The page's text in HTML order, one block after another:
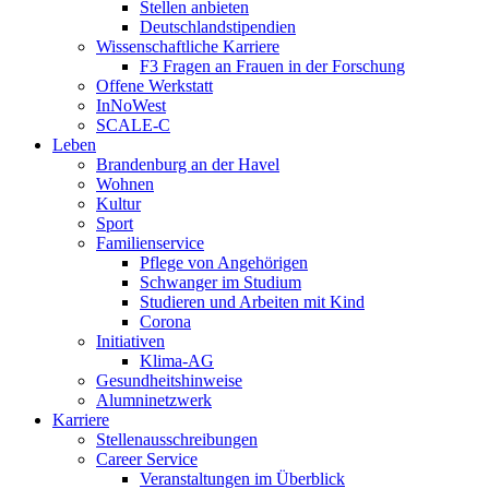
Stellen anbieten
Deutschlandstipendien
Wissenschaftliche Karriere
F3 Fragen an Frauen in der Forschung
Offene Werkstatt
InNoWest
SCALE-C
Leben
Brandenburg an der Havel
Wohnen
Kultur
Sport
Familienservice
Pflege von Angehörigen
Schwanger im Studium
Studieren und Arbeiten mit Kind
Corona
Initiativen
Klima-AG
Gesundheitshinweise
Alumninetzwerk
Karriere
Stellenausschreibungen
Career Service
Veranstaltungen im Überblick